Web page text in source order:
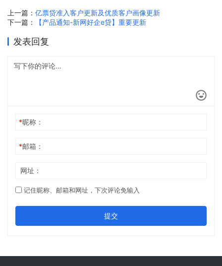
上一篇： 亿票贷准入客户更新及优质客户画像更新
下一篇：
【产品通知-新网好企e贷】重要更新
发表回复
*昵称：
*邮箱：
网址：
记住昵称、邮箱和网址，下次评论免输入
提交